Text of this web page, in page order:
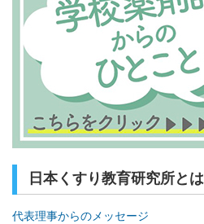
日本くすり教育研究所とは
代表理事からのメッセージ